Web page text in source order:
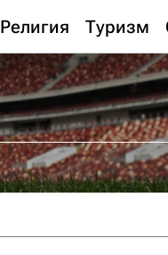
Религия Туризм